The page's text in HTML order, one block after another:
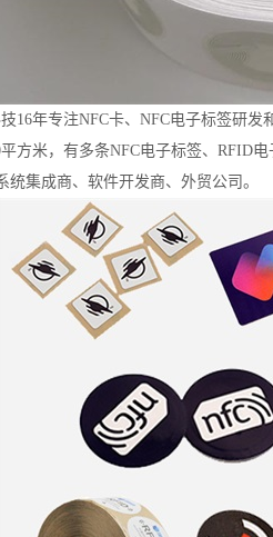
16年专注NFC卡、NFC电子标签研发
方米，有多条NFC电子标签、RFID
统集成商、软件开发商、外贸公司。